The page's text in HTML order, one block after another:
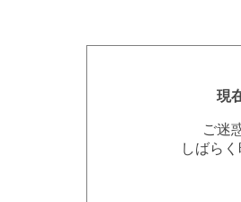
現
ご迷
しばら